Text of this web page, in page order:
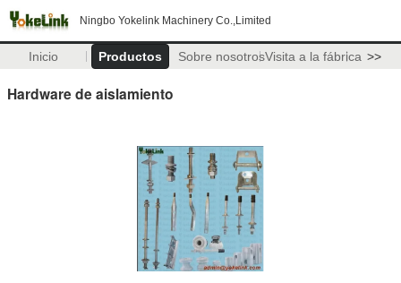
Ningbo Yokelink Machinery Co.,Limited
Inicio Productos Sobre nosotrosVisita a la fábrica >>
Hardware de aislamiento